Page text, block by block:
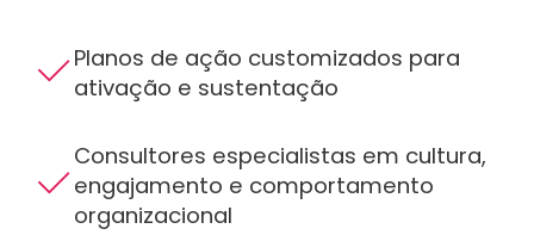
Planos de ação customizados para
ativação e sustentação
Consultores especialistas em cultura,
engajamento e comportamento
organizacional